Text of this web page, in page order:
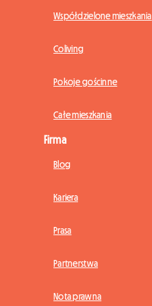
Współdzielone mieszkania
Coliving
Pokoje gościnne
Całe mieszkania
Firma
Blog
Kariera
Prasa
Partnerstwa
Nota prawna